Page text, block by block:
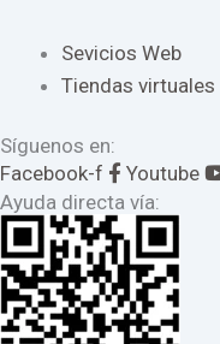
Sevicios Web
Tiendas virtuales
Síguenos en:
Facebook-f
Youtube
Ayuda directa vía: